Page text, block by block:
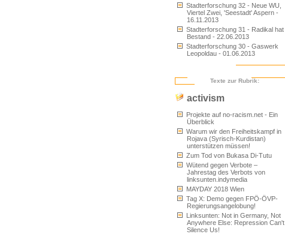
Stadterforschung 32 - Neue WU,
Viertel Zwei, 'Seestadt' Aspern -
16.11.2013
Stadterforschung 31 - Radikal hat
Bestand - 22.06.2013
Stadterforschung 30 - Gaswerk
Leopoldau - 01.06.2013
Texte zur Rubrik:
activism
Projekte auf no-racism.net - Ein
Überblick
Warum wir den Freiheitskampf in
Rojava (Syrisch-Kurdistan)
unterstützen müssen!
Zum Tod von Bukasa Di-Tutu
Wütend gegen Verbote –
Jahrestag des Verbots von
linksunten.indymedia
MAYDAY 2018 Wien
Tag X: Demo gegen FPÖ-ÖVP-
Regierungsangelobung!
Linksunten: Not in Germany, Not
Anywhere Else: Repression Can't
Silence Us!